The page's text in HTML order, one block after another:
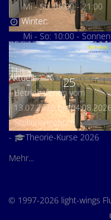
25
Mi - So: 09:00 - 21:00
Winter:
Mi - So: 10:00 -
Aktuell:
- Betriebsferien vom
13.07.2026 bis
- Stellenangebote
-
Theorie-Kurse 2026
Mehr...
© 1997-2026 light-wings